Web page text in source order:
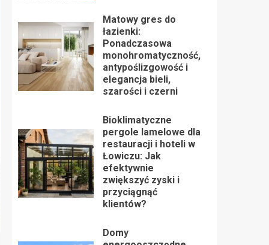
Matowy gres do
łazienki:
Ponadczasowa
monohromatyczność,
antypoślizgowość i
elegancja bieli,
szarości i czerni
Bioklimatyczne
pergole lamelowe dla
restauracji i hoteli w
Łowiczu: Jak
efektywnie
zwiększyć zyski i
przyciągnąć
klientów?
Domy